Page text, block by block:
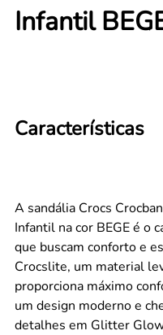
Infantil
Características
A sandália Crocs
Infantil na cor BEGE é o
que buscam conforto e
Crocslite, um material
proporciona máximo
um design moderno e
detalhes em Glitter